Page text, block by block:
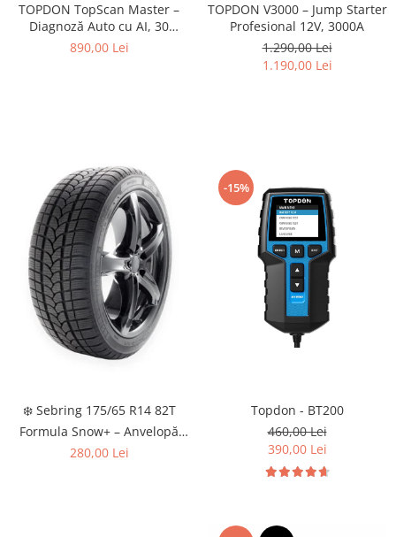
TOPDON TopScan Master –
Diagnoză Auto cu AI, 30
Funcții Service, CAN-FD & DoIP
890,00 Lei
TOPDON V3000 – Jump Starter
Profesional 12V, 3000A
1.290,00 Lei
1.190,00 Lei
❄️ Sebring 175/65 R14 82T
Formula Snow+ – Anvelopă
Iarnă Buget
280,00 Lei
-15%
Topdon - BT200
460,00 Lei
390,00 Lei